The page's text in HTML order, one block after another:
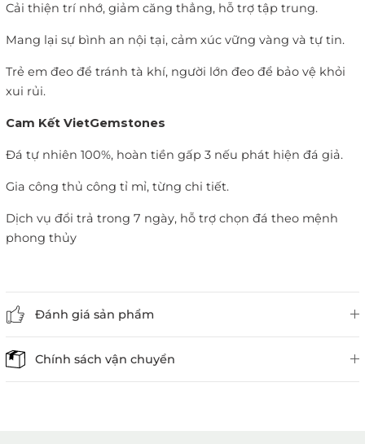
Cải thiện trí nhớ, giảm căng thẳng, hỗ trợ tập trung.
Mang lại sự bình an nội tại, cảm xúc vững vàng và tự tin.
Trẻ em đeo để tránh tà khí, người lớn đeo để bảo vệ khỏi
xui rủi.
Cam Kết VietGemstones
Đá tự nhiên 100%, hoàn tiền gấp 3 nếu phát hiện đá giả.
Gia công thủ công tỉ mỉ, từng chi tiết.
Dịch vụ đổi trả trong 7 ngày, hỗ trợ chọn đá theo mệnh
phong thủy
Đánh giá sản phẩm
Chính sách vận chuyển